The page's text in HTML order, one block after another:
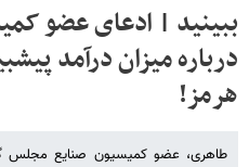
ببینید | ادعای عضو
درباره میزان درآمد
هرمز!